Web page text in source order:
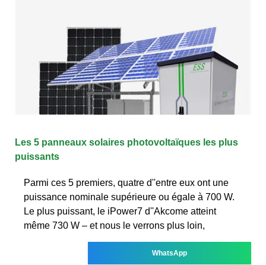
Les 5 panneaux solaires photovoltaïques les plus
puissants
Parmi ces 5 premiers, quatre d''entre eux ont une
puissance nominale supérieure ou égale à 700 W.
Le plus puissant, le iPower7 d''Akcome atteint
même 730 W – et nous le verrons plus loin,
WhatsApp